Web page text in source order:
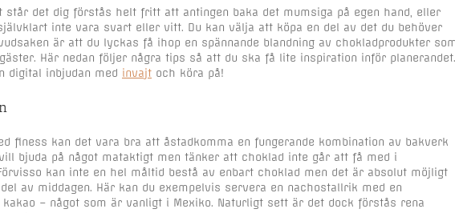
står det dig förstås helt fritt att antingen baka det mumsiga på egen hand, eller
inte vara svart eller vitt. Du kan välja att köpa en del av det du behöver
är att du lyckas få ihop en spännande blandning av chokladprodukter
Här nedan följer några tips så att du ska få lite inspiration inför planerandet.
digital inbjudan med invajt och köra på!
finess kan det vara bra att åstadkomma en fungerande kombination av bakverk
bjuda på något mataktigt men tänker att choklad inte går att få med i
kan inte en hel måltid bestå av enbart choklad men det är absolut möjligt
av middagen. Här kan du exempelvis servera en nachostallrik med en
– något som är vanligt i Mexiko. Naturligt sett är det dock förstås rena